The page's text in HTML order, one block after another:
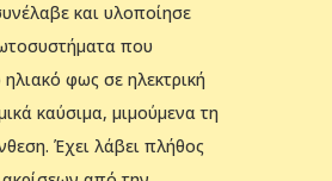
και υλοποίησε
που
φως σε ηλεκτρική
καύσιμα, μιμούμενα τη
Έχει λάβει πλήθος